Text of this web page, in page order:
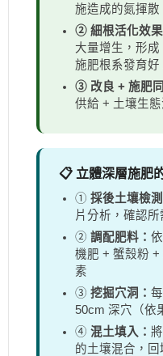
施造成的氮揮
② 細根活化效果
大量增生，形
施肥根系發育好
③ 改良 + 施肥同
供給 + 土壤生
📋 立體深層施肥
① 採後土壤檢測
片分析，確認
② 調配肥料：
機肥 + 蟹殼粉
素
③ 挖掘穴洞：
50cm 深穴（依
④ 混土填入：
的土壤混合，回